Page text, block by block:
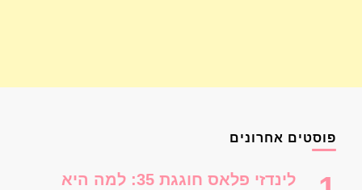
פוסטים אחרונים
לינדזי פלאס חוגגת 35: למה היא